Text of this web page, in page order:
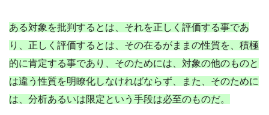
ある対象を批判するとは、それを正しく評価する事であ
り、正しく評価するとは、その在るがままの性質を、積極
的に肯定する事であり、そのためには、対象の他のものと
は違う性質を明瞭化しなければならず、また、そのために
は、分析あるいは限定という手段は必至のものだ。